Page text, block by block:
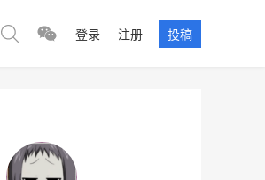
登录 注册 投稿